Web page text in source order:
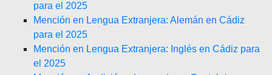
para el 2025
Mención en Lengua Extranjera: Alemán en Cádiz
para el 2025
Mención en Lengua Extranjera: Inglés en Cádiz para
el 2025